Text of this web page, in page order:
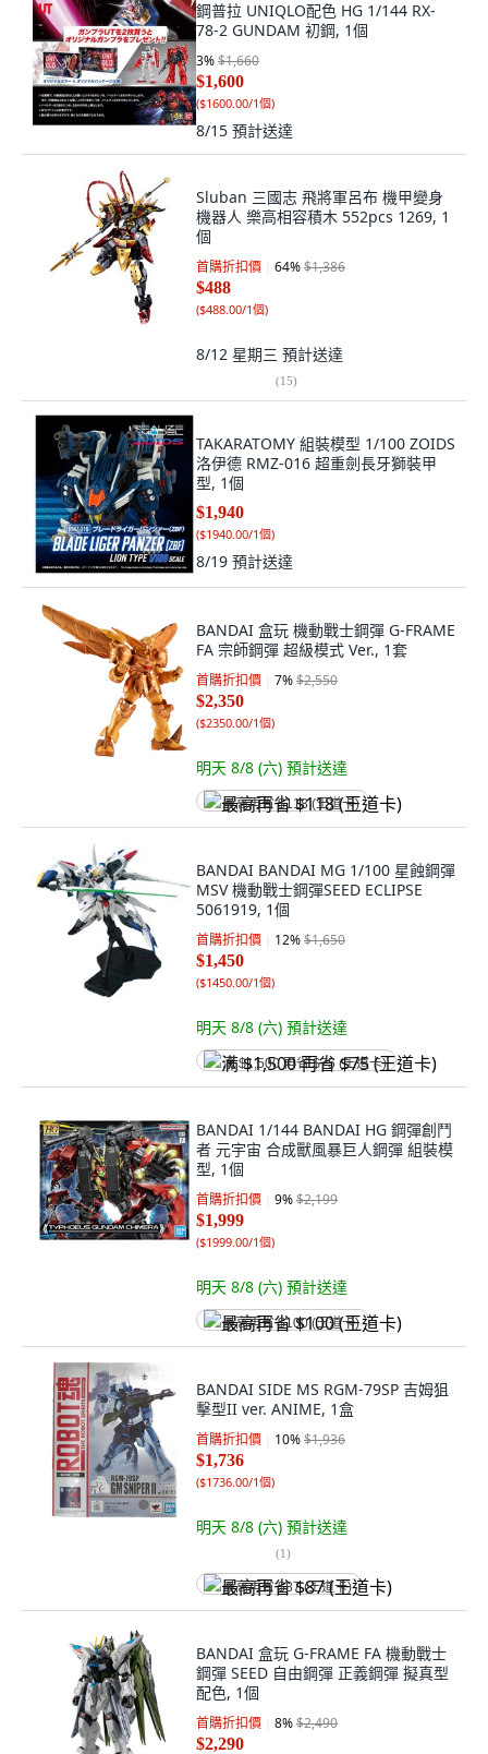
鋼普拉 UNIQLO配色 HG 1/144 RX-
78-2 GUNDAM 初鋼, 1個
3%$1,660
$1,600
($1600.00/1個)
8/15 預計送達
Sluban 三國志 飛將軍呂布 機甲變身
機器人 樂高相容積木 552pcs 1269, 1
個
首購折扣價 64%$1,386
$488
($488.00/1個)
8/12 星期三 預計送達
(15)
TAKARATOMY 組裝模型 1/100 ZOIDS
洛伊德 RMZ-016 超重劍長牙獅裝甲
型, 1個
$1,940
($1940.00/1個)
8/19 預計送達
BANDAI 盒玩 機動戰士鋼彈 G-FRAME
FA 宗師鋼彈 超級模式 Ver., 1套
首購折扣價 7%$2,550
$2,350
($2350.00/1個)
明天 8/8 (六) 預計送達
最高再省 $118 (王道卡)
BANDAI BANDAI MG 1/100 星蝕鋼彈
MSV 機動戰士鋼彈SEED ECLIPSE
5061919, 1個
首購折扣價 12%$1,650
$1,450
($1450.00/1個)
明天 8/8 (六) 預計送達
满 $1,500 再省 $75 (王道卡)
BANDAI 1/144 BANDAI HG 鋼彈創鬥
者 元宇宙 合成獸風暴巨人鋼彈 組裝模
型, 1個
首購折扣價 9%$2,199
$1,999
($1999.00/1個)
明天 8/8 (六) 預計送達
最高再省 $100 (王道卡)
BANDAI SIDE MS RGM-79SP 吉姆狙
擊型II ver. ANIME, 1盒
首購折扣價 10%$1,936
$1,736
($1736.00/1個)
明天 8/8 (六) 預計送達
(1)
最高再省 $87 (王道卡)
BANDAI 盒玩 G-FRAME FA 機動戰士
鋼彈 SEED 自由鋼彈 正義鋼彈 擬真型
配色, 1個
首購折扣價 8%$2,490
$2,290